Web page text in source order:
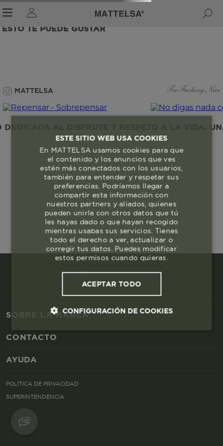
ESTO TE PUEDE GUSTAR
MATTELSA Too Fucking Nice
AL DISFRUTE Y RESPETO A LA VIDA.
SOBRE LA MARCA
CONTACTO
AYUDA
POLÍTICA DE PRIVACIDAD
SUPERINTENDENCIA
ESTE SITIO WEB USA COOKIES
En MATTELSA usamos cookies para que
el contenido y los anuncios que ves
estén más conectados con los usuarios,
también para entender y respetar sus
preferencias. Podríamos llegar a
compartir esta información con
nuestros partners y aliados, quienes
pueden unirla con otros datos que tú
les hayas dado o que hayan recogido
mientras usabas sus servicios. Tienes
todo el derecho a ver, actualizar o
corregir tus datos. Puedes modificar
estos permisos cuando quieras.
ACEPTAR TODO
CONFIGURACIÓN DE COOKIES